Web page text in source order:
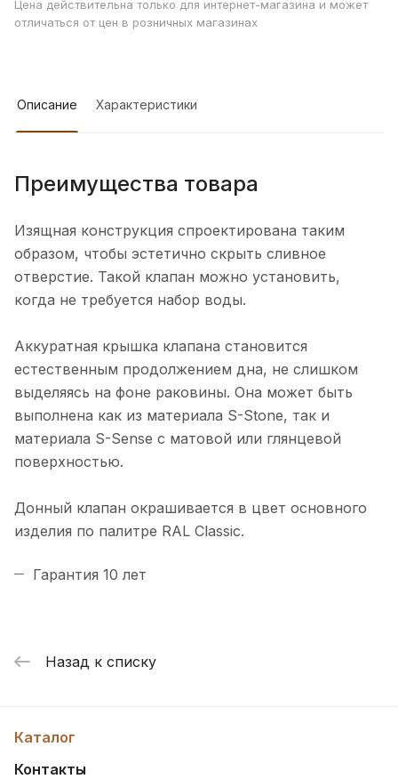
Цена действительна только для интернет-магазина и может
отличаться от цен в розничных магазинах
Описание Характеристики
Преимущества товара
Изящная конструкция спроектирована таким
образом, чтобы эстетично скрыть сливное
отверстие. Такой клапан можно установить,
когда не требуется набор воды.
Аккуратная крышка клапана становится
естественным продолжением дна, не слишком
выделяясь на фоне раковины. Она может быть
выполнена как из материала S-Stone, так и
материала S-Sense с матовой или глянцевой
поверхностью.
Донный клапан окрашивается в цвет основного
изделия по палитре RAL Classic.
Гарантия 10 лет
Назад к списку
Каталог
Контакты